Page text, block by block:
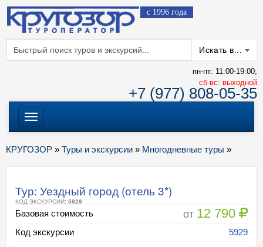
с 1996 года
Искать в...
пн-пт: 11:00-19:00;
cб-вс: выходной
+7 (977) 808-05-35
Меню
КРУГОЗОР » Туры и экскурсии » Многодневные туры »
Тур: Уездный город (отель 3*)
КОД ЭКСКУРСИИ: 5929
Базовая стоимость от 12 790
Код экскурсии 5929